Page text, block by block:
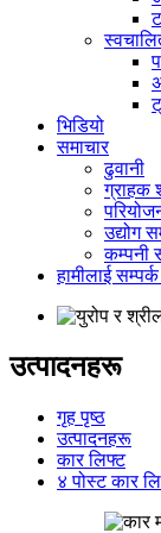
भिडियो
समाचार
ढुवानी
ग्राहक
उद्योग
कम्पनी
हामीलाई
उत्पादनहरू
गृह पृष्ठ
उत्पादनहरू
कार लिफ्ट
४ पोस्ट कार